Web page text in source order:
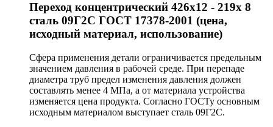
Переход концентрический 426х12 - 219х 8
сталь 09Г2С ГОСТ 17378-2001 (цена,
исходный материал, использование)
Сфера применения детали ограничивается предельным
значением давления в рабочей среде. При перепаде
диаметра труб предел изменения давления должен
составлять менее 4 МПа, а от материала устройства
изменяется цена продукта. Согласно ГОСТу основным
исходным материалом выступает сталь 09Г2С.